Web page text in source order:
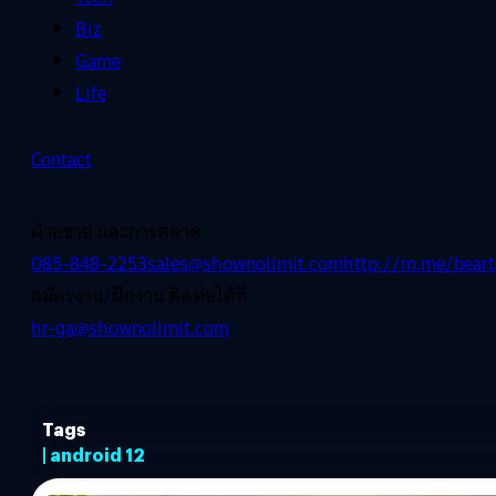
Biz
Game
Life
Contact
ฝ่ายขาย และการตลาด
085-848-2253sales@shownolimit.comhttp://m.me/
สมัครงาน/ฝึกงาน ติดต่อได้ที่
hr-ga@shownolimit.com
Tags
| android 12